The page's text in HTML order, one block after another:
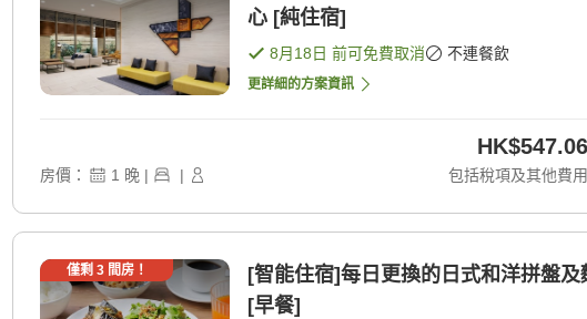
心 [純住宿]
8月18日 前可免費取消 不連餐飲
更詳細的方案資訊
房價： 1 晚 | |
HK$547.06
包括稅項及其他費用
僅剩 3間房！
[智能住宿]每日更換的日式和洋拼盤
[早餐]